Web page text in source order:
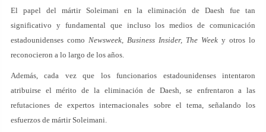
El papel del mártir Soleimani en la eliminación de Daesh fue tan
significativo y fundamental que incluso los medios de comunicación
estadounidenses como Newsweek, Business Insider, The Week y otros lo
reconocieron a lo largo de los años.
Además, cada vez que los funcionarios estadounidenses intentaron
atribuirse el mérito de la eliminación de Daesh, se enfrentaron a las
refutaciones de expertos internacionales sobre el tema, señalando los
esfuerzos de mártir Soleimani.